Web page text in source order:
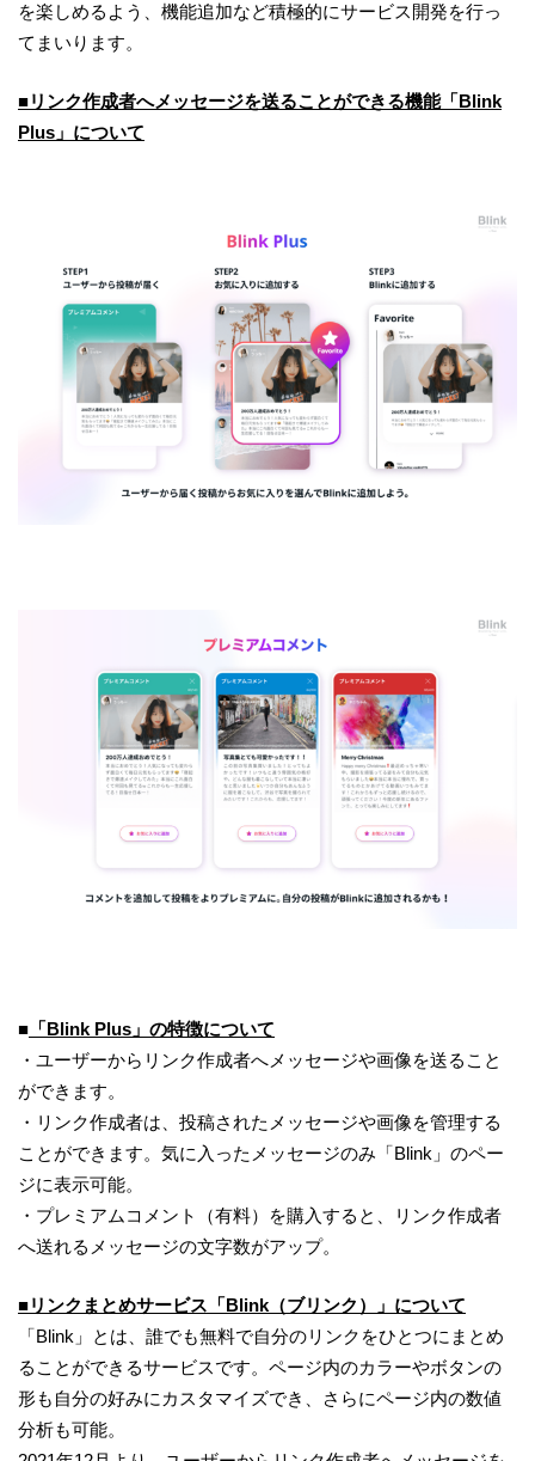
を楽しめるよう、機能追加など積極的にサービス開発を行っ
てまいります。
■リンク作成者へメッセージを送ることができる機能「Blink
Plus」 について
■ 「Blink Plus」の特徴について
・ユーザーからリンク作成者へメッセージや画像を送ること
ができます。
・リンク作成者は、投稿されたメッセージや画像を管理する
ことができます。気に入ったメッセージのみ「Blink」のペー
ジに表示可能。
・プレミアムコメント（有料）を購入すると、リンク作成者
へ送れるメッセージの文字数がアップ。
■リンクまとめサービス「Blink（ブリンク）」について
「Blink」とは、誰でも無料で自分のリンクをひとつにまとめ
ることができるサービスです。ページ内のカラーやボタンの
形も自分の好みにカスタマイズでき、さらにページ内の数値
分析も可能。